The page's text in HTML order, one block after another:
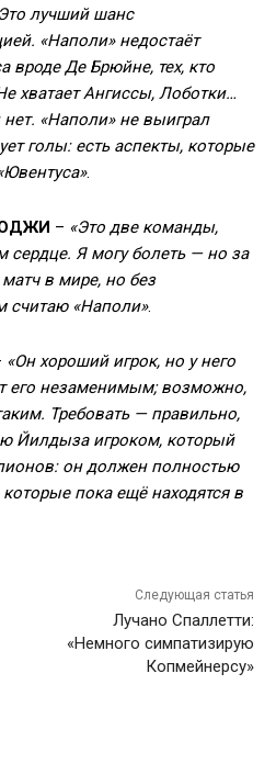
лучший шанс
«Наполи» недостаёт
вроде Де Брюйне, тех, кто
хватает Ангиссы, Лоботки…
«Наполи» не выиграл
голы: есть аспекты, которые
.
– «Это две команды,
сердце. Я могу болеть — но за
в мире, но без
считаю «Наполи».
«Он хороший игрок, но у него
его незаменимым; возможно,
Требовать — правильно,
Йилдыза игроком, который
он должен полностью
пока ещё находятся в
Следующая статья
Лучано Спаллетти:
«Немного симпатизирую
Копмейнерсу»